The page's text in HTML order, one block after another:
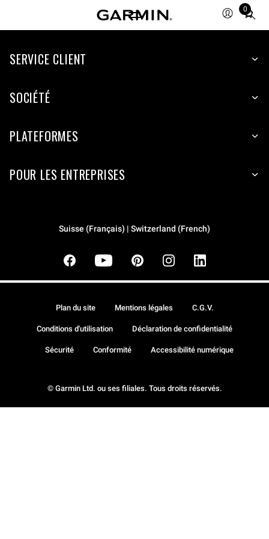
0
Total
SERVICE CLIENT
SOCIÉTÉ
PLATEFORMES
POUR LES ENTREPRISES
Suisse (Français) | Switzerland (French)
© Garmin Ltd. ou ses filiales. Tous droits réservés.
Plan du site Mentions légales C.G.V.
Conditions d'utilisation Déclaration de confidentialité
Sécurité Conformité Accessibilité numérique